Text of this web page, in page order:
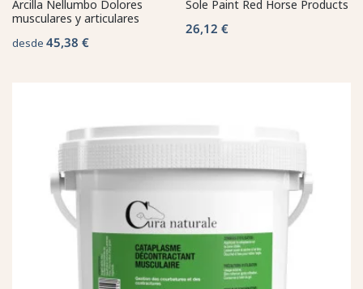
Arcilla Nellumbo Dolores
musculares y articulares
desde 45,38 €
Sole Paint Red Horse Products
26,12 €